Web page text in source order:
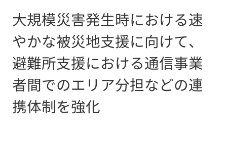
大規模災害発生時における速
やかな被災地支援に向けて、
避難所支援における通信事業
者間でのエリア分担などの連
携体制を強化